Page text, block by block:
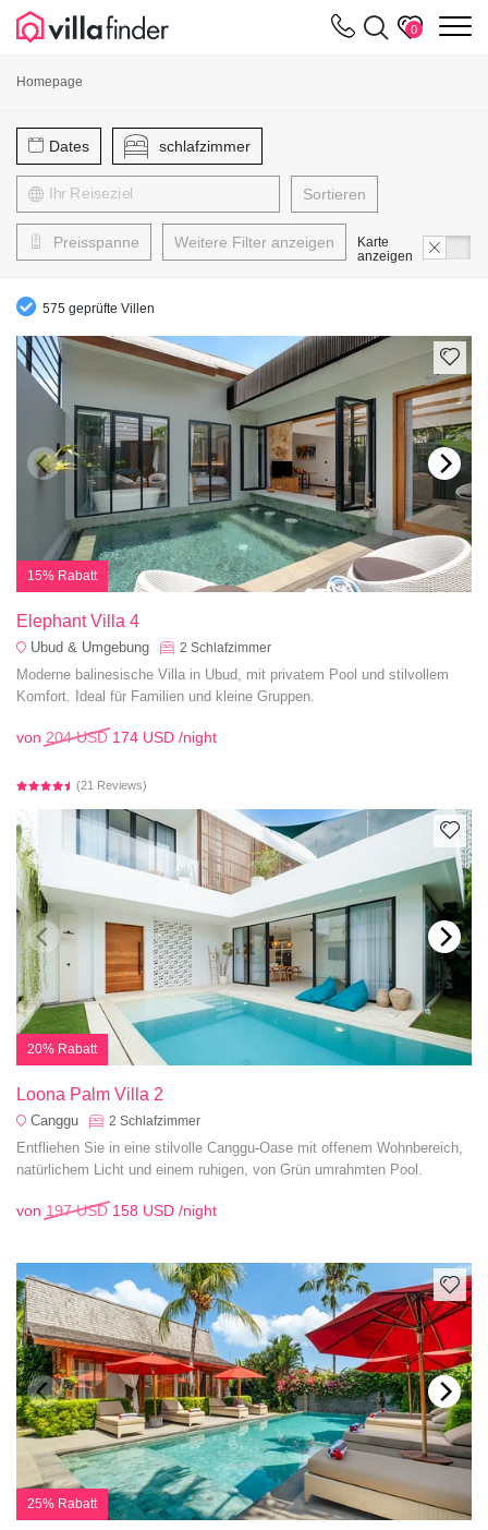
0
Homepage
Dates schlafzimmer
Sortieren
Preisspanne Weitere Filter anzeigen
Karte
anzeigen
575 geprüfte Villen
15% Rabatt
Elephant Villa 4
Ubud & Umgebung 2 Schlafzimmer
Moderne balinesische Villa in Ubud, mit privatem Pool und stilvollem
Komfort. Ideal für Familien und kleine Gruppen.
von 204 USD 174 USD /night
(21 Reviews)
20% Rabatt
Loona Palm Villa 2
Canggu 2 Schlafzimmer
Entfliehen Sie in eine stilvolle Canggu-Oase mit offenem Wohnbereich,
natürlichem Licht und einem ruhigen, von Grün umrahmten Pool.
von 197 USD 158 USD /night
25% Rabatt
Cookie-Einstellungen